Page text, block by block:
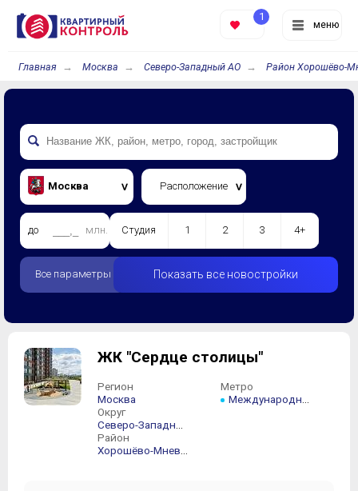
меню
1
Главная Москва Северо-Западный АО Район Хорошёво-
Москва Расположение
до млн. Студия 1 2 3 4+
Все параметры Показать все новостройки
ЖК "Сердце столицы"
Регион
Москва
Округ
Район
Метро
Международная